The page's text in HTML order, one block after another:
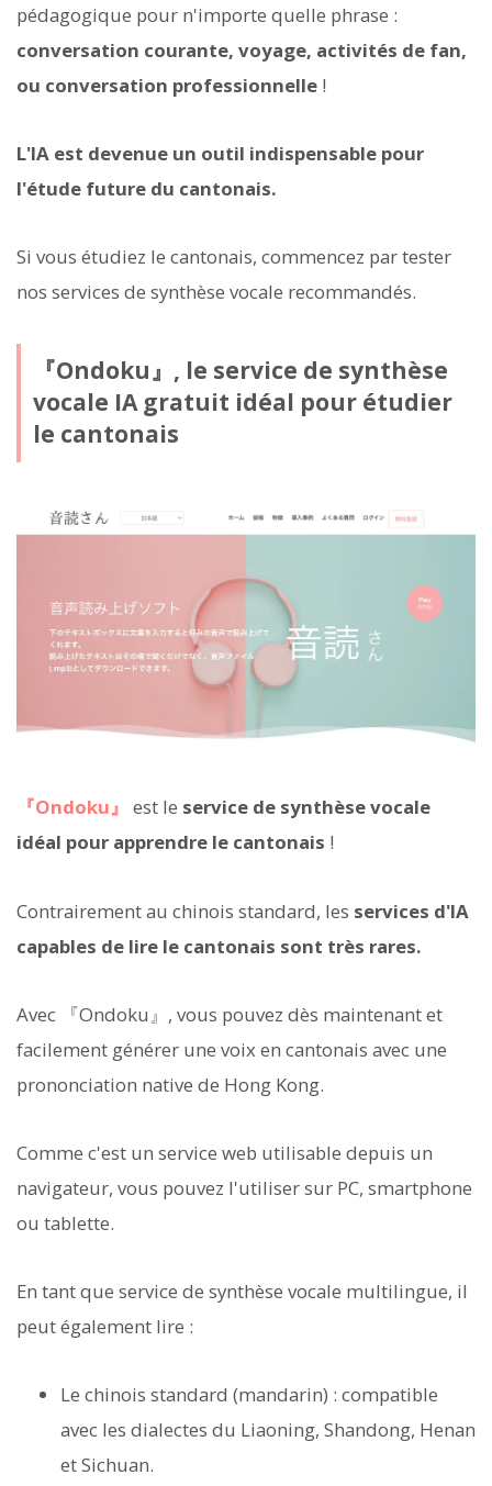
pédagogique pour n'importe quelle phrase :
conversation courante, voyage, activités de fan,
ou conversation professionnelle !
L'IA est devenue un outil indispensable pour
l'étude future du cantonais.
Si vous étudiez le cantonais, commencez par tester
nos services de synthèse vocale recommandés.
『Ondoku』, le service de synthèse
vocale IA gratuit idéal pour étudier
le cantonais
『Ondoku』 est le service de synthèse vocale
idéal pour apprendre le cantonais !
Contrairement au chinois standard, les services d'IA
capables de lire le cantonais sont très rares.
Avec 『Ondoku』, vous pouvez dès maintenant et
facilement générer une voix en cantonais avec une
prononciation native de Hong Kong.
Comme c'est un service web utilisable depuis un
navigateur, vous pouvez l'utiliser sur PC, smartphone
ou tablette.
En tant que service de synthèse vocale multilingue, il
peut également lire :
Le chinois standard (mandarin) : compatible
avec les dialectes du Liaoning, Shandong, Henan
et Sichuan.